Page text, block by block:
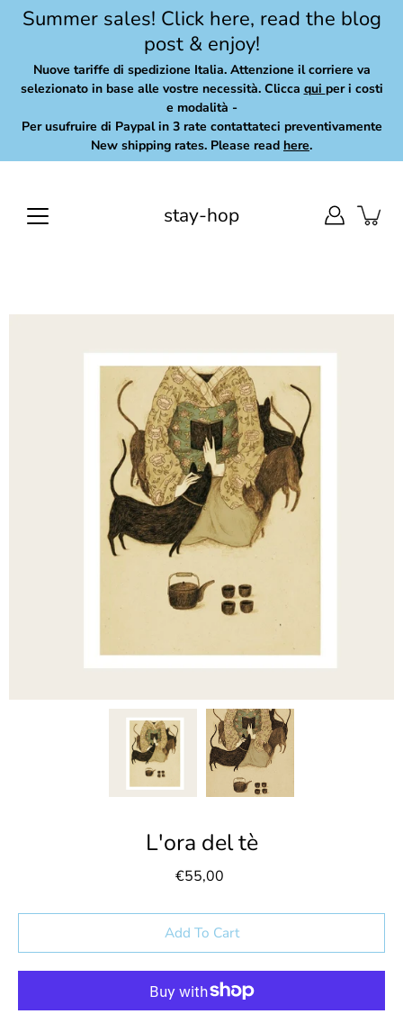
SkipSummer sales! Click here, read the blog
post & enjoy!
Nuove tariffe di spedizione Italia. Attenzione il corriere va
selezionato in base alle vostre necessità. Clicca qui per i costi
e modalità -
Per usufruire di Paypal in 3 rate contattateci preventivamente
New shipping rates. Please read here.
stay-hop
L'ora del tè
€55,00
Add To Cart